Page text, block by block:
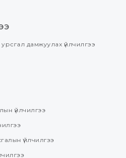
дамжуулах үйлчилгээ
үйлчилгээ
үйлчилгээ